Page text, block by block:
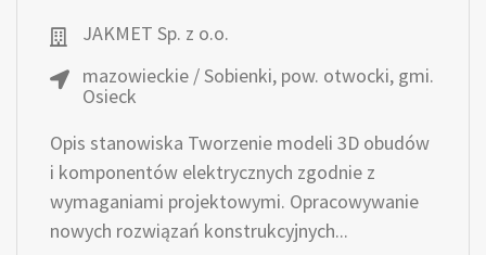
JAKMET Sp. z o.o.
mazowieckie / Sobienki, pow. otwocki, gmi.
Osieck
Opis stanowiska Tworzenie modeli 3D obudów
i komponentów elektrycznych zgodnie z
wymaganiami projektowymi. Opracowywanie
nowych rozwiązań konstrukcyjnych...